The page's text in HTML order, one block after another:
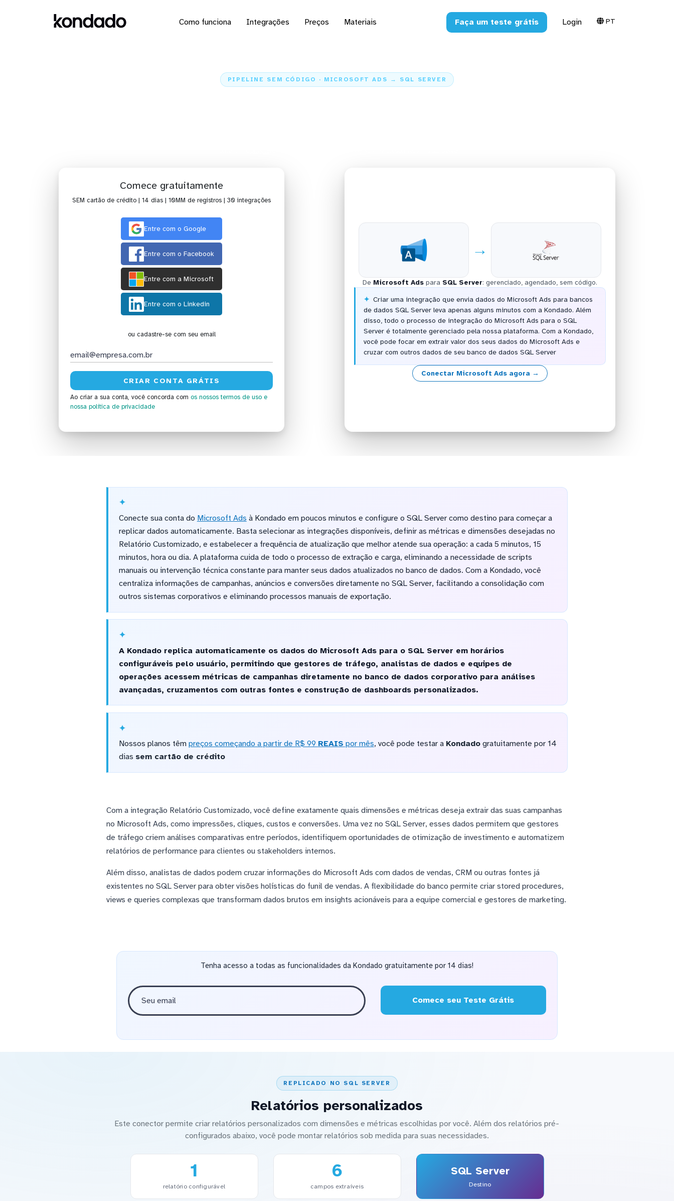
Como funciona Integrações Preços Materiais Faça um teste grátis Login PT
PIPELINE SEM CÓDIGO · MICROSOFT ADS → SQL SERVER
Comece gratuitamente
SEM cartão de crédito | 14 dias | 10MM de registros | 30 integrações
Entre com o Google
Entre com o Facebook
Entre com a Microsoft
Entre com o Linkedin
ou cadastre-se com seu email
Ao criar a sua conta, você concorda com os nossos termos de uso e
nossa política de privacidade
→
De Microsoft Ads para SQL Server: gerenciado, agendado, sem código.
Criar uma integração que envia dados do Microsoft Ads para bancos
de dados SQL Server leva apenas alguns minutos com a Kondado. Além
disso, todo o processo de integração do Microsoft Ads para o SQL
Server é totalmente gerenciado pela nossa plataforma. Com a Kondado,
você pode focar em extrair valor dos seus dados do Microsoft Ads e
cruzar com outros dados de seu banco de dados SQL Server
Conectar Microsoft Ads agora →
Conecte sua conta do Microsoft Ads à Kondado em poucos minutos e configure o SQL Server como destino para começar a
replicar dados automaticamente. Basta selecionar as integrações disponíveis, definir as métricas e dimensões desejadas no
Relatório Customizado, e estabelecer a frequência de atualização que melhor atende sua operação: a cada 5 minutos, 15
minutos, hora ou dia. A plataforma cuida de todo o processo de extração e carga, eliminando a necessidade de scripts
manuais ou intervenção técnica constante para manter seus dados atualizados no banco de dados. Com a Kondado, você
centraliza informações de campanhas, anúncios e conversões diretamente no SQL Server, facilitando a consolidação com
outros sistemas corporativos e eliminando processos manuais de exportação.
A Kondado replica automaticamente os dados do Microsoft Ads para o SQL Server em horários
configuráveis pelo usuário, permitindo que gestores de tráfego, analistas de dados e equipes de
operações acessem métricas de campanhas diretamente no banco de dados corporativo para análises
avançadas, cruzamentos com outras fontes e construção de dashboards personalizados.
Nossos planos têm preços começando a partir de R$ 99 REAIS por mês, você pode testar a Kondadogratuitamente por 14
dias sem cartão de crédito
Com a integração Relatório Customizado, você define exatamente quais dimensões e métricas deseja extrair das suas campanhas
no Microsoft Ads, como impressões, cliques, custos e conversões. Uma vez no SQL Server, esses dados permitem que gestores
de tráfego criem análises comparativas entre períodos, identifiquem oportunidades de otimização de investimento e automatizem
relatórios de performance para clientes ou stakeholders internos.
Além disso, analistas de dados podem cruzar informações do Microsoft Ads com dados de vendas, CRM ou outras fontes já
existentes no SQL Server para obter visões holísticas do funil de vendas. A flexibilidade do banco permite criar stored procedures,
views e queries complexas que transformam dados brutos em insights acionáveis para a equipe comercial e gestores de marketing.
Tenha acesso a todas as funcionalidades da Kondado gratuitamente por 14 dias!
Comece seu Teste Grátis
REPLICADO NO SQL SERVER
Relatórios personalizados
Este conector permite criar relatórios personalizados com dimensões e métricas escolhidas por você. Além dos relatórios pré-
configurados abaixo, você pode montar relatórios sob medida para suas necessidades.
1
relatório configurável
6
campos extraíveis
SQL Server
Destino